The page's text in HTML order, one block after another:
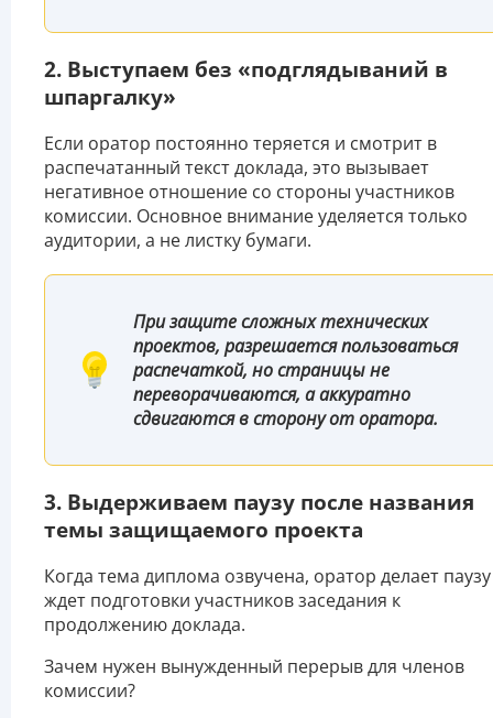
2. Выступаем без «подглядываний в
шпаргалку»
Если оратор постоянно теряется и смотрит в
распечатанный текст доклада, это вызывает
негативное отношение со стороны участников
комиссии. Основное внимание уделяется только
аудитории, а не листку бумаги.
При защите сложных технических
проектов, разрешается пользоваться
распечаткой, но страницы не
переворачиваются, а аккуратно
сдвигаются в сторону от оратора.
3. Выдерживаем паузу после названия
темы защищаемого проекта
Когда тема диплома озвучена, оратор делает
ждет подготовки участников заседания к
продолжению доклада.
Зачем нужен вынужденный перерыв для членов
комиссии?